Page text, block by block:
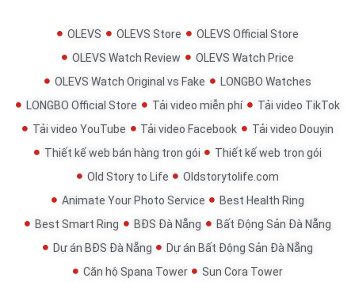
OLEVS OLEVS Store
OLEVS Official Store
OLEVS Watch Review
OLEVS Watch Price
OLEVS Watch Original vs Fake
LONGBO Watches
LONGBO Official Store
Tải video miễn phí
Tải video TikTok
Tải video YouTube
Tải video Facebook
Tải video Douyin
Thiết kế web bán hàng trọn gói
Thiết kế web trọn gói
Old Story to Life
Oldstorytolife.com
Animate Your Photo Service
Best Health Ring
Best Smart Ring
BĐS Đà Nẵng
Bất Động Sản Đà Nẵng
Dự án BĐS Đà Nẵng
Dự án Bất Động Sản Đà Nẵng
Căn hộ Spana Tower
Sun Cora Tower